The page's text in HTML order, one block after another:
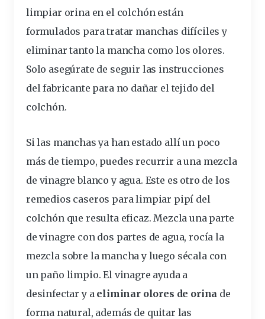
limpiar orina en el colchón están
formulados para tratar manchas difíciles y
eliminar tanto la mancha como los olores.
Solo asegúrate de seguir las instrucciones
del fabricante para no dañar el tejido del
colchón.
Si las manchas ya han estado allí un poco
más de tiempo, puedes recurrir a una mezcla
de vinagre blanco y agua. Este es otro de los
remedios caseros para limpiar pipí del
colchón que resulta eficaz. Mezcla una parte
de vinagre con dos partes de agua, rocía la
mezcla sobre la mancha y luego sécala con
un paño limpio. El vinagre ayuda a
desinfectar y a eliminar olores de orina de
forma natural, además de quitar las